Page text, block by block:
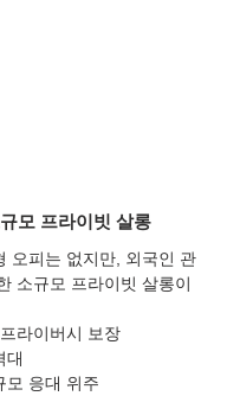
모 프라이빗 살롱
오피는 없지만, 외국인 관
소규모 프라이빗 살롱이
라이버시 보장
대
모 응대 위주